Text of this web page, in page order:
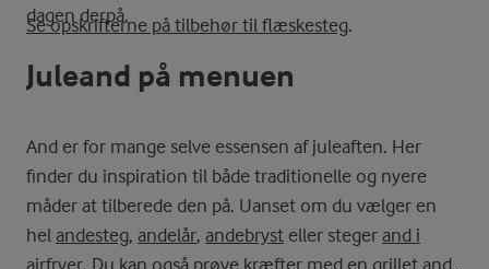
dagen derpå.
Se opskrifterne på tilbehør til flæskesteg.
Juleand på menuen
And er for mange selve essensen af juleaften. Her
finder du inspiration til både traditionelle og nyere
måder at tilberede den på. Uanset om du vælger en
hel andesteg, andelår, andebryst eller steger and i